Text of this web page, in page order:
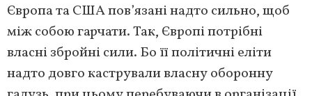
Європа та США пов’язані надто сильно, щоб
між собою гарчати. Так, Європі потрібні
власні збройні сили. Бо її політичні еліти
надто довго кастрували власну оборонну